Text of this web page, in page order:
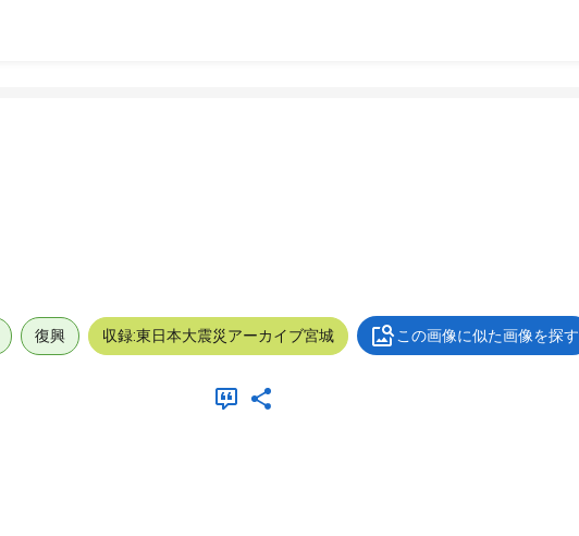
復興 収録:東日本大震災アーカイブ宮城 この画像に似た画像を探す